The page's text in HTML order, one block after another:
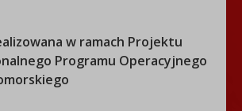
w ramach Projektu
Programu Operacyjnego